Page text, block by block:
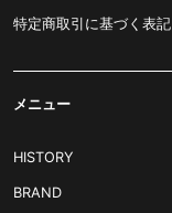
特定商取引に基づく表記
メニュー
HISTORY
BRAND